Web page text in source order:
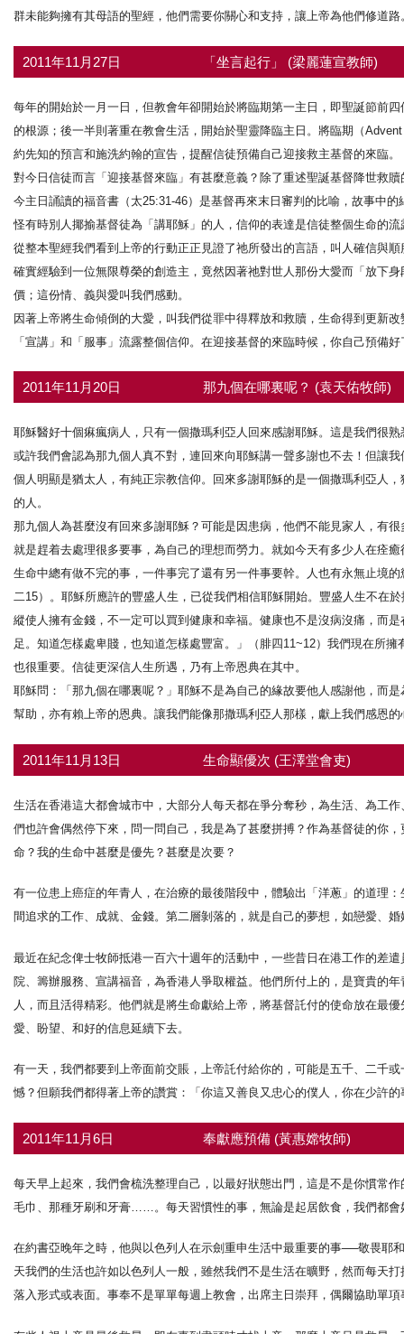
群未能夠擁有其母語的聖經，他們需要你關心和支持，讓上帝為他們修道路
2011年11月27日 「坐言起行」 (梁麗蓮宣教師)
每年的開始於一月一日，但教會年卻開始於將臨期第一主日，即聖誕節前
的根源；後一半則著重在教會生活，開始於聖靈降臨主日。將臨期（
約先知的預言和施洗約翰的宣告，提醒信徒預備自己迎接救主基督的來臨。
對今日信徒而言「迎接基督來臨」有甚麼意義？除了重述聖誕基督降世救
今主日誦讀的福音書（太25:31-46）是基督再來末日審判的比喻，故事中
怪有時別人揶揄基督徒為「講耶穌」的人，信仰的表達是信徒整個生命的
從整本聖經我們看到上帝的行動正正見證了祂所發出的言語，叫人確信與
確實經驗到一位無限尊榮的創造主，竟然因著祂對世人那份大愛而「放下
價；這份情、義與愛叫我們感動。
因著上帝將生命傾倒的大愛，叫我們從罪中得釋放和救贖，生命得到更新
「宣講」和「服事」流露整個信仰。在迎接基督的來臨時候，你自己預備好
2011年11月20日 那九個在哪裏呢？ (袁天佑牧師)
耶穌醫好十個痳瘋病人，只有一個撒瑪利亞人回來感謝耶穌。這是我們很熟
或許我們會認為那九個人真不對，連回來向耶穌講一聲多謝也不去！但讓
個人明顯是猶太人，有純正宗教信仰。回來多謝耶穌的是一個撒瑪利亞人
的人。
那九個人為甚麼沒有回來多謝耶穌？可能是因患病，他們不能見家人，有
就是趕着去處理很多要事，為自己的理想而勞力。就如今天有多少人在痊
生命中總有做不完的事，一件事完了還有另一件事要幹。人也有永無止境
二15）。耶穌所應許的豐盛人生，已從我們相信耶穌開始。豐盛人生不在
縱使人擁有金錢，不一定可以買到健康和幸福。健康也不是沒病沒痛，而
足。知道怎樣處卑賤，也知道怎樣處豐富。」（腓四11~12）我們現在所
也很重要。信徒更深信人生所遇，乃有上帝恩典在其中。
耶穌問：「那九個在哪裏呢？」耶穌不是為自己的緣故要他人感謝他，而
幫助，亦有賴上帝的恩典。讓我們能像那撒瑪利亞人那樣，獻上我們感恩的
2011年11月13日 生命顯優次 (王澤堂會吏)
生活在香港這大都會城市中，大部分人每天都在爭分奪秒，為生活、為工
們也許會偶然停下來，問一問自己，我是為了甚麼拼搏？作為基督徒的你
命？我的生命中甚麼是優先？甚麼是次要？
有一位患上癌症的年青人，在治療的最後階段中，體驗出「洋蔥」的道理
間追求的工作、成就、金錢。第二層剝落的，就是自己的夢想，如戀愛、
最近在紀念俾士牧師抵港一百六十週年的活動中，一些昔日在港工作的差
院、籌辦服務、宣講福音，為香港人爭取權益。他們所付上的，是寶貴的
人，而且活得精彩。他們就是將生命獻給上帝，將基督託付的使命放在最
愛、盼望、和好的信息延續下去。
有一天，我們都要到上帝面前交賬，上帝託付給你的，可能是五千、二千
憾？但願我們都得著上帝的讚賞：「你這又善良又忠心的僕人，你在少許
2011年11月6日 奉獻應預備 (黃惠嫦牧師)
每天早上起來，我們會梳洗整理自己，以最好狀態出門，這是不是你慣常
毛巾、那種牙刷和牙膏……。每天習慣性的事，無論是起居飲食，我們都會
在約書亞晚年之時，他與以色列人在示劍重申生活中最重要的事──敬畏耶
天我們的生活也許如以色列人一般，雖然我們不是生活在曠野，然而每天
落入形式或表面。事奉不是單單每週上教會，出席主日崇拜，偶爾協助單